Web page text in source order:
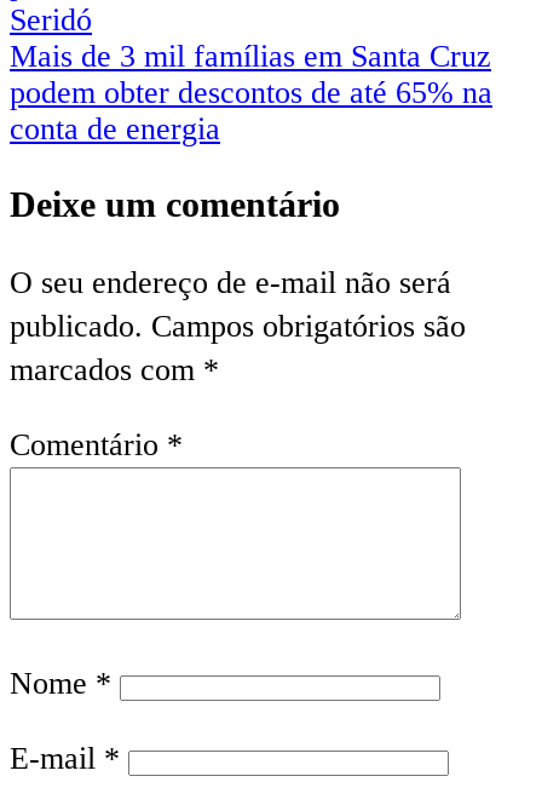
Seridó
Mais de 3 mil famílias em Santa Cruz
podem obter descontos de até 65% na
conta de energia
Deixe um comentário
O seu endereço de e-mail não será
publicado. Campos obrigatórios são
marcados com *
Comentário *
Nome *
E-mail *